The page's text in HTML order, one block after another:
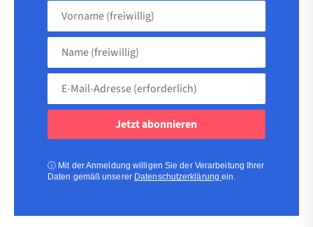
Vorname
Name
(freiwillig)
Adresse
ⓘ Mit der Anmeldung willigen Sie der Verarbeitung Ihrer
Daten gemäß unserer Datenschutzerklärungein.